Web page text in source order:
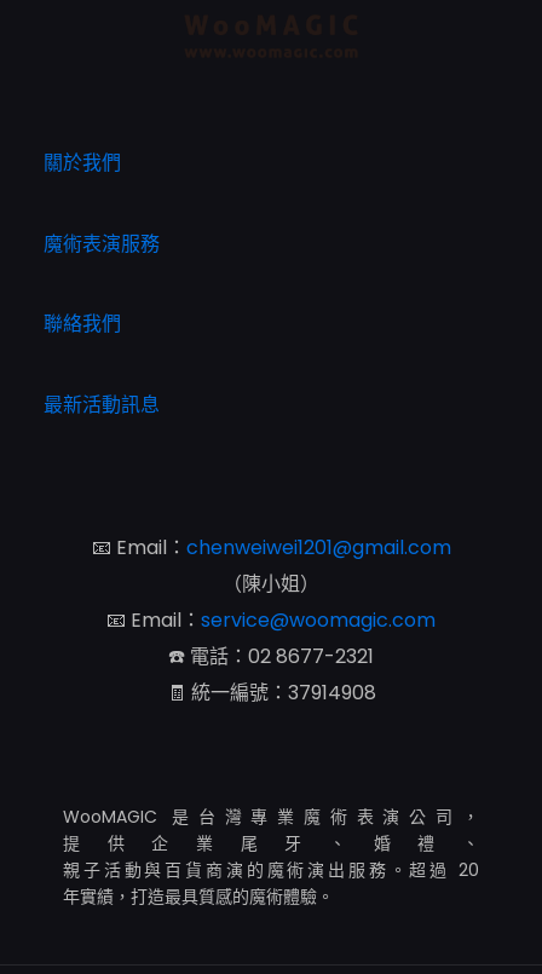
關於我們
魔術表演服務
聯絡我們
最新活動訊息
📧 Email： chenweiwei1201@gmail.com
（陳小姐）
📧 Email： service@woomagic.com
☎️ 電話： 02 8677-2321
🧾 統一編號：37914908
WooMAGIC 是台灣專業魔術表演公司，
提供企業尾牙、婚禮、
親子活動與百貨商演的魔術演出服務。超過 20
年實績，打造最具質感的魔術體驗。